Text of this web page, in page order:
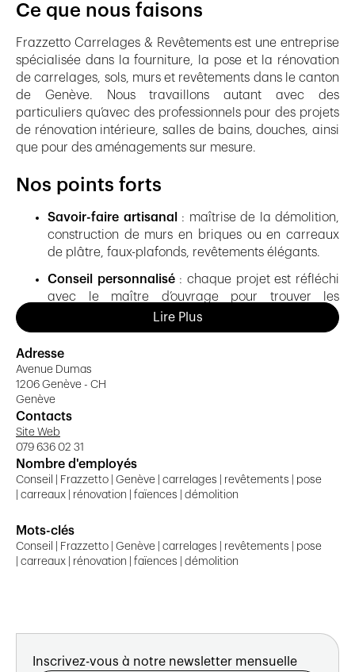
Ce que nous faisons
Frazzetto Carrelages & Revêtements est une entreprise
spécialisée dans la fourniture, la pose et la rénovation
de carrelages, sols, murs et revêtements dans le canton
de Genève. Nous travaillons autant avec des
particuliers qu’avec des professionnels pour des projets
de rénovation intérieure, salles de bains, douches, ainsi
que pour des aménagements sur mesure.
Nos points forts
Savoir-faire artisanal
: maîtrise de la démolition,
construction de murs en briques ou en carreaux
de plâtre, faux-plafonds, revêtements élégants.
Conseil personnalisé: chaque projet est réfléchi
avec le maître d’ouvrage pour trouver les
matériaux, les styles et les finitions qui répondent
aux attentes en termes d’esthétique et de
durabilité.
Large choix
formats, finitions mates ou brillantes, motifs ou
unis) permettant de s’adapter à tous les goûts et
styles de décoration.
Lire Plus
Adresse
Avenue Dumas
1206 Genève - CH
Genève
Contacts
Site Web
079 636 02 31
Nombre d'employés
Conseil | Frazzetto | Genève | carrelages | revêtements | pose
| carreaux | rénovation | faïences | démolition
Mots-clés
Conseil | Frazzetto | Genève | carrelages | revêtements | pose
| carreaux | rénovation | faïences | démolition
Inscrivez-vous à notre newsletter mensuelle